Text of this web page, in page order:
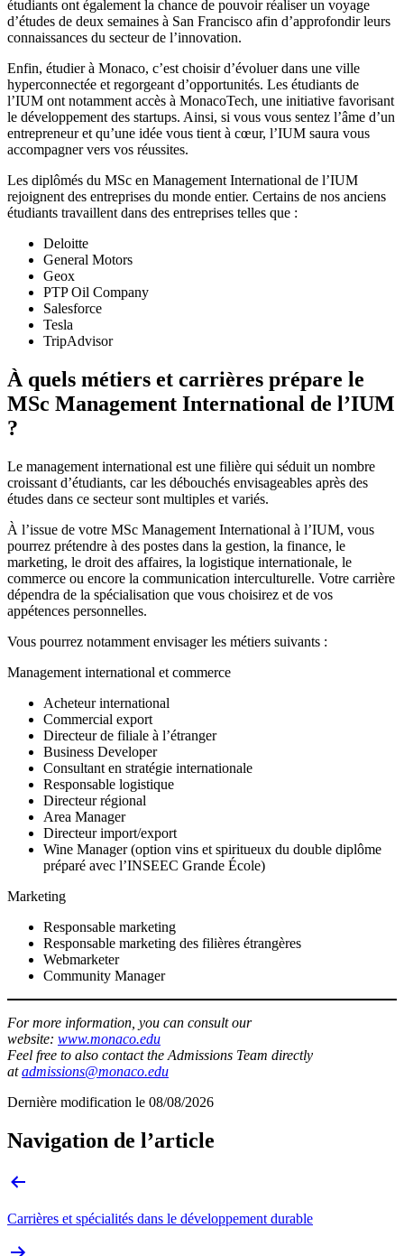
étudiants ont également la chance de pouvoir réaliser un voyage
d’études de deux semaines à San Francisco afin d’approfondir leurs
connaissances du secteur de l’innovation.
Enfin, étudier à Monaco, c’est choisir d’évoluer dans une ville
hyperconnectée et regorgeant d’opportunités. Les étudiants de
l’IUM ont notamment accès à MonacoTech, une initiative favorisant
le développement des startups. Ainsi, si vous vous sentez l’âme d’un
entrepreneur et qu’une idée vous tient à cœur, l’IUM saura vous
accompagner vers vos réussites.
Les diplômés du MSc en Management International de l’IUM
rejoignent des entreprises du monde entier. Certains de nos anciens
étudiants travaillent dans des entreprises telles que :
Deloitte
General Motors
Geox
PTP Oil Company
Salesforce
Tesla
TripAdvisor
À quels métiers et carrières prépare le
MSc Management International de l’IUM
?
Le management international est une filière qui séduit un nombre
croissant d’étudiants, car les débouchés envisageables après des
études dans ce secteur sont multiples et variés.
À l’issue de votre MSc Management International à l’IUM, vous
pourrez prétendre à des postes dans la gestion, la finance, le
marketing, le droit des affaires, la logistique internationale, le
commerce ou encore la communication interculturelle. Votre carrière
dépendra de la spécialisation que vous choisirez et de vos
appétences personnelles.
Vous pourrez notamment envisager les métiers suivants :
Management international et commerce
Acheteur international
Commercial export
Directeur de filiale à l’étranger
Business Developer
Consultant en stratégie internationale
Responsable logistique
Directeur régional
Area Manager
Directeur import/export
Wine Manager (option vins et spiritueux du double diplôme
préparé avec l’INSEEC Grande École)
Marketing
Responsable marketing
Responsable marketing des filières étrangères
Webmarketer
Community Manager
For more information, you can consult our
website: www.monaco.edu
Feel free to also contact the Admissions Team directly
atadmissions@monaco.edu
Dernière modification le 08/08/2026
Navigation de l’article
Carrières et spécialités dans le développement durable